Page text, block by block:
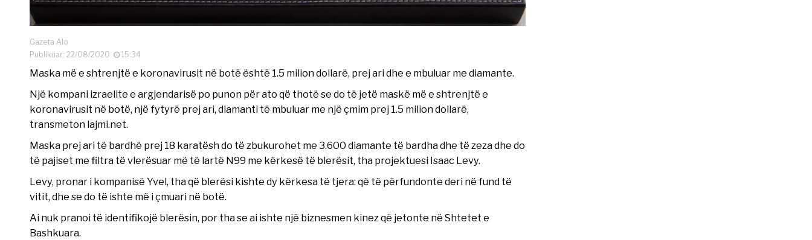
Gazeta Alo
Publikuar: 22/08/2020
15:34
Maska më e shtrenjtë e koronavirusit në botë është 1.5 milion dollarë, prej ari dhe e mbuluar me diamante.
Një kompani izraelite e argjendarisë po punon për ato që thotë se do të jetë maskë më e shtrenjtë e
koronavirusit në botë, një fytyrë prej ari, diamanti të mbuluar me një çmim prej 1.5 milion dollarë,
transmeton lajmi.net.
Maska prej ari të bardhë prej 18 karatësh do të zbukurohet me 3.600 diamante të bardha dhe të zeza dhe do
të pajiset me filtra të vlerësuar më të lartë N99 me kërkesë të blerësit, tha projektuesi Isaac Levy.
Levy, pronar i kompanisë Yvel, tha që blerësi kishte dy kërkesa të tjera: që të përfundonte deri në fund të
vitit, dhe se do të ishte më i çmuari në botë.
Ai nuk pranoi të identifikojë blerësin, por tha se ai ishte një biznesmen kinez që jetonte në Shtetet e
Bashkuara.